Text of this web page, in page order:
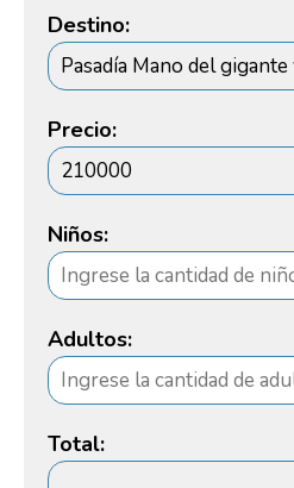
Destino:
Precio:
Niños:
Adultos:
Total: